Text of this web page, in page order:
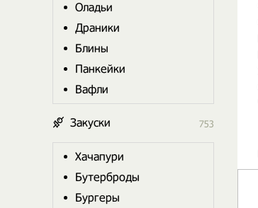
Оладьи
Драники
Блины
Панкейки
Вафли
Закуски 753
Хачапури
Бутерброды
Бургеры